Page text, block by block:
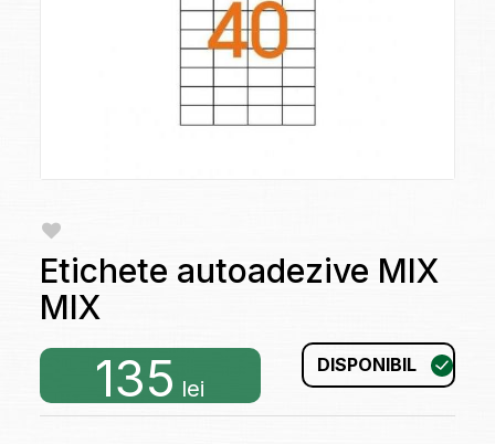
Etichete autoadezive MIX
MIX
135 lei
DISPONIBIL